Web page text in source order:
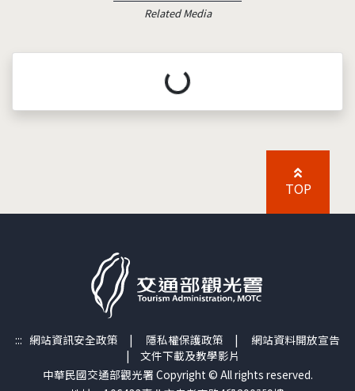
Related Media
載入中...
TOP
::: 網站資訊安全政策 | 隱私權保護政策 | 網站資料開放宣告
| 文件下載及教學影片
中華民國交通部觀光署 Copyright © All rights reserved.